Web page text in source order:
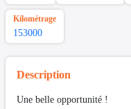
Kilométrage
153000
Description
Une belle opportunité !